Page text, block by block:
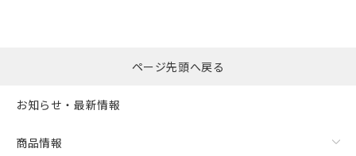
ページ先頭へ戻る
お知らせ・最新情報
商品情報